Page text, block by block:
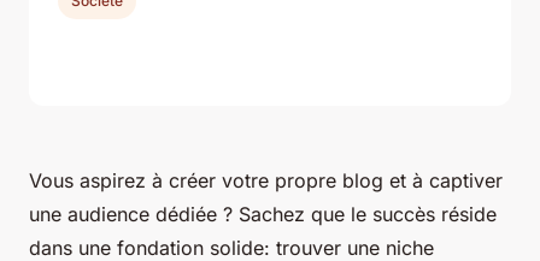
Vous aspirez à créer votre propre blog et à captiver
une audience dédiée ? Sachez que le succès réside
dans une fondation solide: trouver une niche